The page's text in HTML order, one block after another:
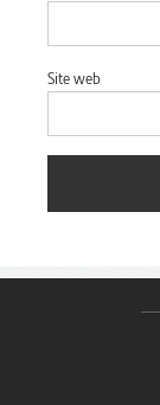
Site web